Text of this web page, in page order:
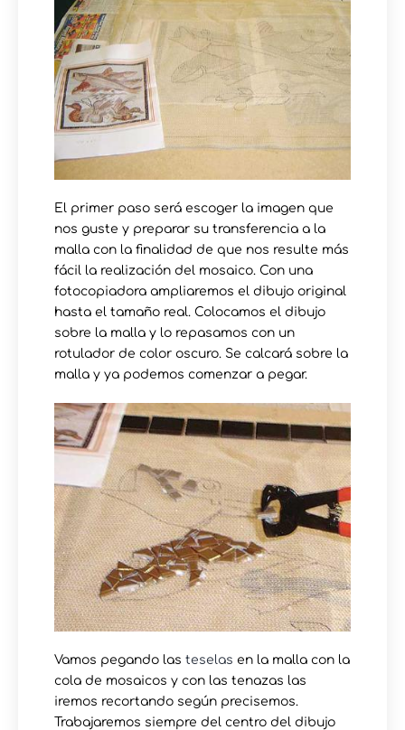
El primer paso será escoger la imagen que
nos guste y preparar su transferencia a la
malla con la finalidad de que nos resulte más
fácil la realización del mosaico. Con una
fotocopiadora ampliaremos el dibujo original
hasta el tamaño real. Colocamos el dibujo
sobre la malla y lo repasamos con un
rotulador de color oscuro. Se calcará sobre la
malla y ya podemos comenzar a pegar.
Vamos pegando las teselas en la malla con la
cola de mosaicos y con las tenazas las
iremos recortando según precisemos.
Trabajaremos siempre del centro del dibujo